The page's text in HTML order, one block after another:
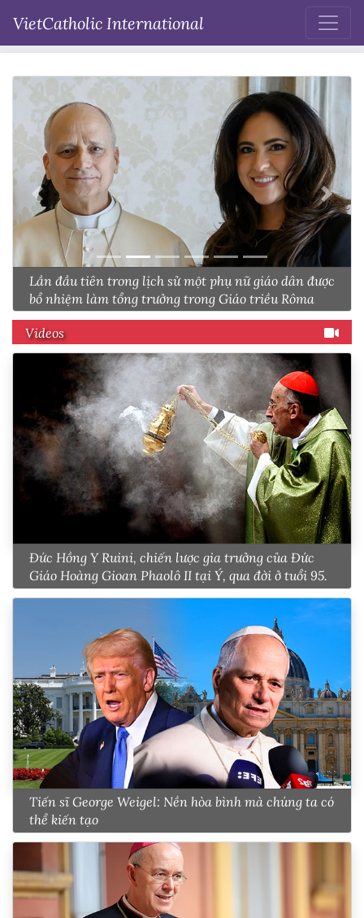
VietCatholic International
Lần đầu tiên trong lịch sử một phụ nữ giáo dân được
bổ nhiệm làm tổng trưởng trong Giáo triều Rôma
Videos
Đức Hồng Y Ruini, chiến lược gia trưởng của Đức
Giáo Hoàng Gioan Phaolô II tại Ý, qua đời ở tuổi 95.
Tiến sĩ George Weigel: Nền hòa bình mà chúng ta có
thể kiến tạo